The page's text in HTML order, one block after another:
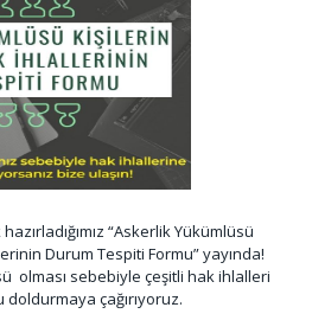
“Askerlik Yükümlüsü
Durum Tespiti Formu” yayında!
olması sebebiyle çeşitli hak ihlalleri
çağırıyoruz.